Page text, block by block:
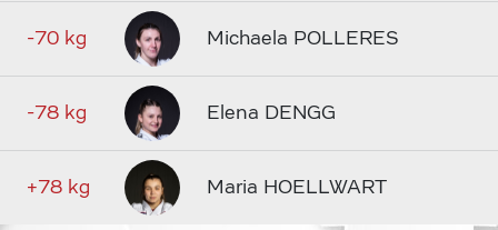
-70 kg Michaela POLLERES
-78 kg Elena DENGG
+78 kg Maria HOELLWART